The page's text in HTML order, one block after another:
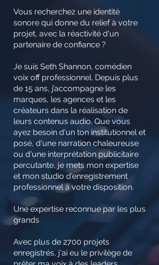
Vous recherchez une identité
sonore qui donne du relief à votre
projet, avec la réactivité d'un
partenaire de confiance ?
Je suis Seth Shannon, comédien
voix off professionnel. Depuis plus
de 15 ans, j’accompagne les
marques, les agences et les
créateurs dans la réalisation de
leurs contenus audio. Que vous
ayez besoin d'un ton institutionnel et
posé, d'une narration chaleureuse
ou d'une interprétation publicitaire
percutante, je mets mon expertise
et mon studio d'enregistrement
professionnel à votre disposition.
Une expertise reconnue par les plus
grands
Avec plus de 2700 projets
enregistrés, j'ai eu le privilège de